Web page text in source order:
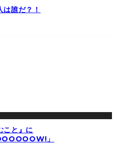
誰だ？！
こと』に
」